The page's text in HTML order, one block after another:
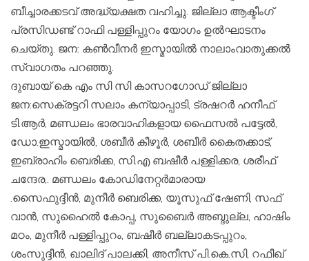
ബീച്ചാരക്കടവ് അദ്ധ്യക്ഷത വഹിച്ചു. ജില്ലാ ആക്ടീംഗ്
പ്രസിഡണ്ട് റാഫി പള്ളിപ്പുറം യോഗം ഉൽഘാടനം
ചെയ്തു. ജന: കൺവീനർ ഇസ്മായിൽ നാലാംവാതുക്കൽ
സ്വാഗതം പറഞ്ഞു.
ദുബായ് കെ എം സി സി കാസറഗോഡ് ജില്ലാ
ജന:സെക്രട്ടറി സലാം കന്യാപ്പാടി, ട്രഷറർ ഹനീഫ്
ടി.ആർ, മണ്ഡലം ഭാരവാഹികളായ ഫൈസൽ പട്ടേൽ,
ഡോ.ഇസ്മായിൽ, ശബീർ കീഴൂർ, ശബീർ കൈതക്കാട്,
ഇബ്രാഹിം ബെരിക്ക, സി.എ ബഷീർ പള്ളിക്കര, ശരീഫ്
ചന്ദേര,. മണ്ഡലം കോഡിനേറ്റർമാരായ
.സൈഫുദ്ദീൻ, മുനീർ ബെരിക്ക, യൂസുഫ് ഷേണി, സഫ്
വാൻ, സുഹൈൽ കോപ്പ, സുബൈർ അബ്ദുല്ല, ഹാഷിം
മഠം, മുനീർ പള്ളിപ്പുറം, ബഷീർ ബല്ലാകടപ്പുറം,
ശംസുദ്ദീൻ, ഖാലിദ് പാലക്കി, അനീസ് പി.കെ.സി, റഫീഖ്